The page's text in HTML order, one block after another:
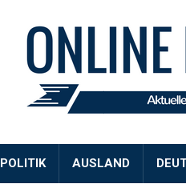
POLITIK AUSLAND